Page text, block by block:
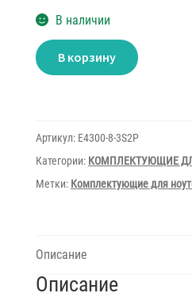
В наличии
Количество
товара
Аккумулятор
Duplicate
E4300-
8-
В корзину
Артикул: E4300-8-3S2P
Категории: КОМПЛЕКТУЮЩИЕ
Метки: Комплектующие для
Описание
Описание